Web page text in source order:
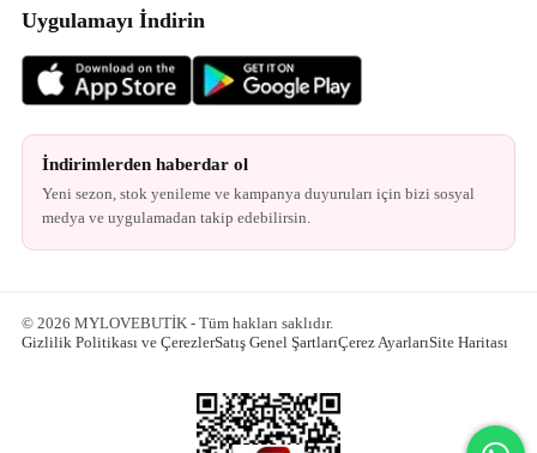
Uygulamayı İndirin
İndirimlerden haberdar ol
Yeni sezon, stok yenileme ve kampanya duyuruları için bizi sosyal
medya ve uygulamadan takip edebilirsin.
© 2026 MYLOVEBUTİK - Tüm hakları saklıdır.
Gizlilik Politikası ve ÇerezlerSatış Genel ŞartlarıÇerez AyarlarıSite Haritası